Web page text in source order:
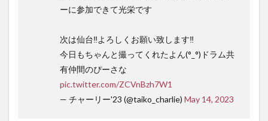
ーに参加できて光栄です
次は仙台‼︎よろしくお願い致します‼︎
今日もちゃんと撮ってくれたよん(°_°)ドラム共
有仲間のぴーさな
pic.twitter.com/ZCVnBzh7W1
— チャーリー'23 (@taiko_charlie) May 14, 2023